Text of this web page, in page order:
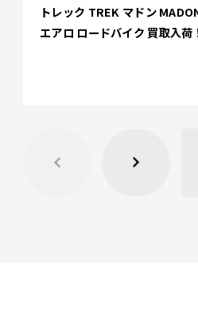
トレック TREK マドン
エアロ ロードバイク 買取入荷